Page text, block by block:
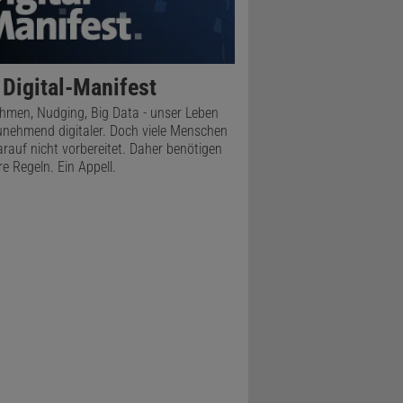
in
KI
of
Digital-Manifest
Nudging, Big Data - unser Leben
digitaler. Doch viele Menschen
nicht vorbereitet. Daher benötigen
Regeln. Ein Appell.